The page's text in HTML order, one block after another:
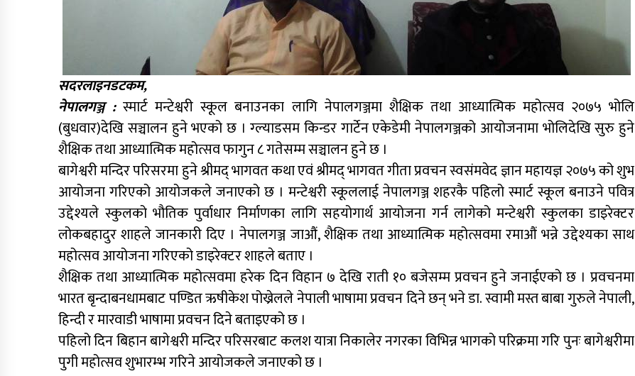
सदरलाइनडटकम,
नेपालगञ्ज :स्मार्ट मन्टेश्वरी स्कूल बनाउनका लागि नेपालगञ्जमा शैक्षिक तथा आध्यात्मिक महोत्सव २०७५ भोलि
(बुधवार)देखि सञ्चालन हुने भएको छ । ग्ल्याडसम किन्डर गार्टेन एकेडेमी नेपालगञ्जको आयोजनामा भोलिदेखि सुरु हुने
शैक्षिक तथा आध्यात्मिक महोत्सव फागुन ८ गतेसम्म सञ्चालन हुने छ ।
बागेश्वरी मन्दिर परिसरमा हुने श्रीमद् भागवत कथा एवं श्रीमद् भागवत गीता प्रवचन स्वसंमवेद ज्ञान महायज्ञ २०७५ को शुभ
आयोजना गरिएको आयोजकले जनाएको छ । मन्टेश्वरी स्कूललाई नेपालगञ्ज शहरकै पहिलो स्मार्ट स्कूल बनाउने पवित्र
उद्देश्यले स्कुलको भौतिक पुर्वाधार निर्माणका लागि सहयोगार्थ आयोजना गर्न लागेको मन्टेश्वरी स्कुलका डाइरेक्टर
लोकबहादुर शाहले जानकारी दिए । नेपालगञ्ज जाऔं, शैक्षिक तथा आध्यात्मिक महोत्सवमा रमाऔं भन्ने उद्देश्यका साथ
महोत्सव आयोजना गरिएको डाइरेक्टर शाहले बताए ।
शैक्षिक तथा आध्यात्मिक महोत्सवमा हरेक दिन विहान ७ देखि राती १० बजेसम्म प्रवचन हुने जनाईएको छ । प्रवचनमा
भारत बृन्दाबनधामबाट पण्डित ऋषीकेश पोख्रेलले नेपाली भाषामा प्रवचन दिने छन् भने डा. स्वामी मस्त बाबा गुरुले नेपाली,
हिन्दी र मारवाडी भाषामा प्रवचन दिने बताइएको छ ।
पहिलो दिन बिहान बागेश्वरी मन्दिर परिसरबाट कलश यात्रा निकालेर नगरका विभिन्न भागको परिक्रमा गरि पुनः बागेश्वरीमा
पुगी महोत्सव शुभारम्भ गरिने आयोजकले जनाएको छ ।